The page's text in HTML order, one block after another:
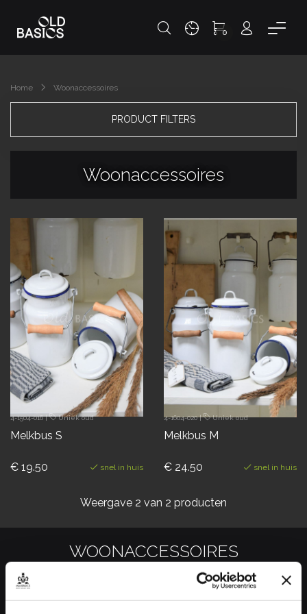
0
Home Woonaccessoires
PRODUCT FILTERS
Woonaccessoires
4-1504-016| Uniek oud
Melkbus S
€ 19.50 snel in huis
4-1604-020| Uniek oud
Melkbus M
€ 24.50 snel in huis
Weergave 2 van 2 producten
WOONACCESSOIRES
Maak je interieur compleet met de unieke vintage, industriële en
brocante woonaccessoiresvan Old BASICS!